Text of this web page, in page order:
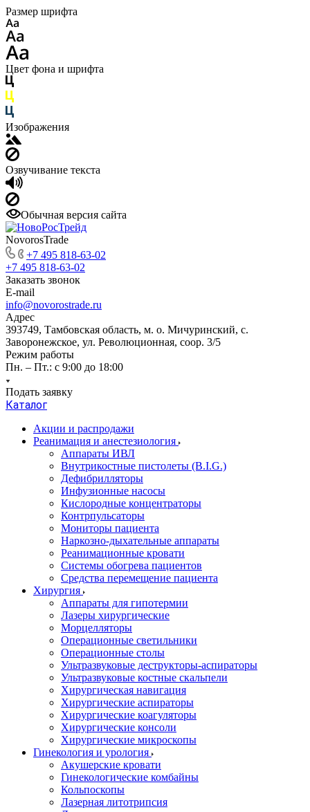
Размер шрифта
Цвет фона и шрифта
Изображения
Озвучивание текста
Обычная версия сайта
NovorosTrade
+7 495 818-63-02
+7 495 818-63-02
Заказать звонок
E-mail
info@novorostrade.ru
Адрес
393749, Тамбовская область, м. о. Мичуринский, с.
Заворонежское, ул. Революционная, соор. 3/5
Режим работы
Пн. – Пт.: с 9:00 до 18:00
Подать заявку
Каталог
Акции и распродажи
Реанимация и анестезиология
Аппараты ИВЛ
Внутрикостные пистолеты (B.I.G.)
Дефибрилляторы
Инфузионные насосы
Кислородные концентраторы
Контрпульсаторы
Мониторы пациента
Наркозно-дыхательные аппараты
Реанимационные кровати
Системы обогрева пациентов
Средства перемещение пациента
Хирургия
Аппараты для гипотермии
Лазеры хирургические
Морцелляторы
Операционные светильники
Операционные столы
Ультразвуковые деструкторы-аспираторы
Ультразвуковые костные скальпели
Хирургическая навигация
Хирургические аспираторы
Хирургические коагуляторы
Хирургические консоли
Хирургические микроскопы
Гинекология и урология
Акушерские кровати
Гинекологические комбайны
Кольпоскопы
Лазерная литотрипсия